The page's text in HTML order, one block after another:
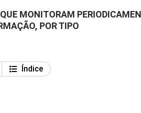
MONITORAM
POR TIPO
Índice